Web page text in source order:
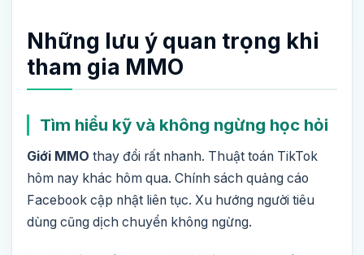
Những lưu ý quan trọng khi
tham gia MMO
Tìm hiểu kỹ và không ngừng học hỏi
Giới MMO thay đổi rất nhanh. Thuật toán TikTok
hôm nay khác hôm qua. Chính sách quảng cáo
Facebook cập nhật liên tục. Xu hướng người tiêu
dùng cũng dịch chuyển không ngừng.